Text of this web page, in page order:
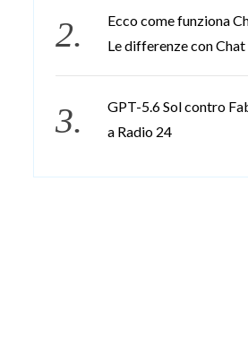
Ecco come funziona
Le differenze con Chat
GPT-5.6 Sol contro
a Radio 24